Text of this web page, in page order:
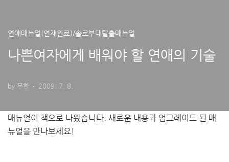
연애매뉴얼(연재완료)/솔로부대탈출매뉴얼
나쁜여자에게 배워야 할 연애의 기술
by 무한 2009. 7. 8.
매뉴얼이 책으로 나왔습니다. 새로운 내용과 업그레이드 된 매
뉴얼을 만나보세요!